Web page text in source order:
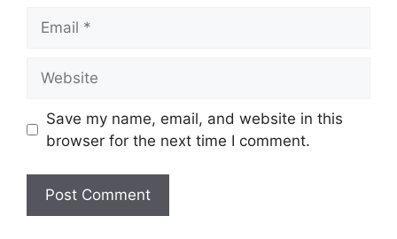
Save my name, email, and website in this
browser for the next time I comment.